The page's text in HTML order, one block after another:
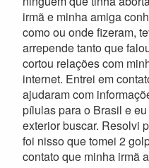
irmã e minha amiga
como ou onde fizeram,
arrepende tanto que
cortou relações com
internet. Entrei em
ajudaram com
pílulas para o Brasil e
exterior buscar. Resolvi
foi nisso que tomei 2
contato que minha irmã